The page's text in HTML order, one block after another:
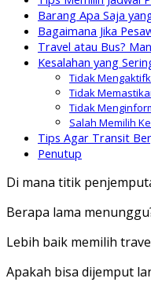
Barang Apa Saja
Bagaimana Jika
Travel atau Bus?
Kesalahan yang
Tidak
Tidak
Tidak
Salah Memilih
Tips Agar Transit
Penutup
Di mana titik
Berapa lama
Lebih baik memilih
Apakah bisa dijemput